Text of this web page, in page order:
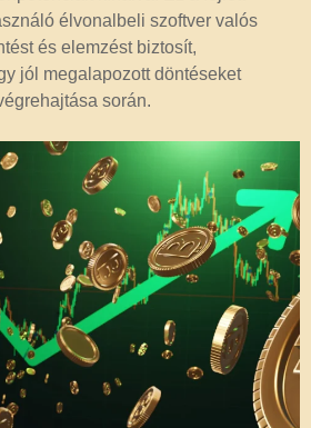
élvonalbeli szoftver valós
és elemzést biztosít,
jól megalapozott döntéseket
során.